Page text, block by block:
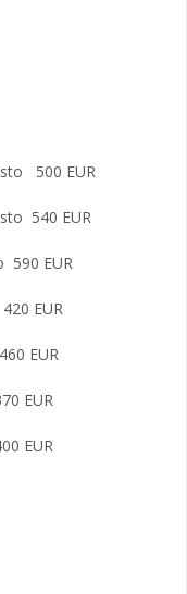
500 EUR
540 EUR
590 EUR
EUR
EUR
EUR
EUR